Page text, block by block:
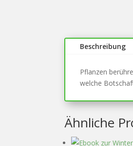
Beschreibung
Pflanzen
welche
Ähnliche